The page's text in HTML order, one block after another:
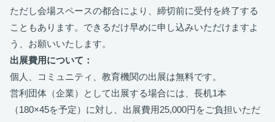
ただし会場スペースの都合により、締切前に受付を終了する
こともあります。できるだけ早めに申し込みいただけますよ
う、お願いいたします。
出展費用について：
個人、コミュニティ、教育機関の出展は無料です。
営利団体（企業）として出展する場合には、長机1本
（180×45を予定）に対し、出展費用25,000円をご負担いただ